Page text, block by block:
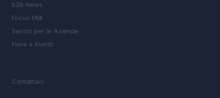
b2b News
Focus PMI
Servizi per le Aziende
Fiere e Eventi
Contattaci